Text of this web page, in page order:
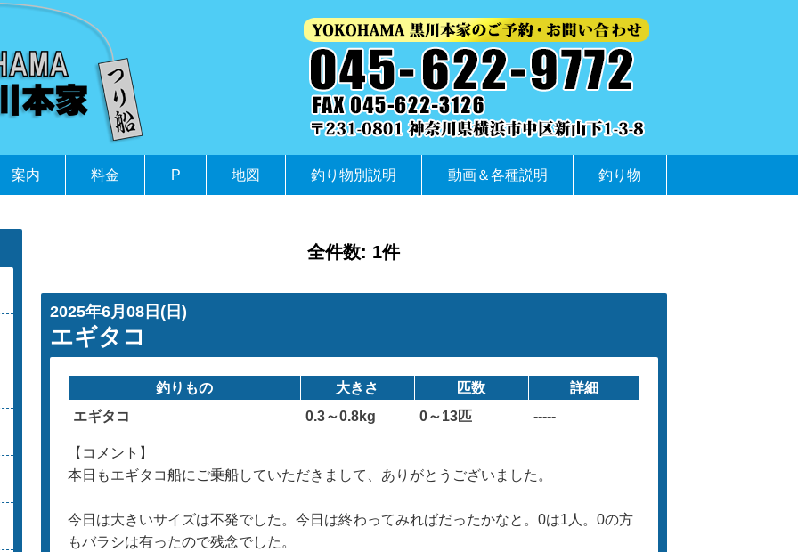
案内 料金 P 地図 釣り物別説明 動画＆各種説明 釣り物
全件数: 1件
2025年6月08日(日)
エギタコ
釣りもの 大きさ 匹数
詳細
エギタコ
0.3～0.8kg 0～13匹 -----
【コメント】
本日もエギタコ船にご乗船していただきまして、ありがとうございました。
今日は大きいサイズは不発でした。今日は終わってみればだったかなと。0は1人。0の方
もバラシは有ったので残念でした。